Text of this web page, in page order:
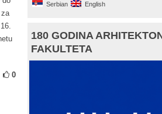
0
Serbian English
180 GODINA
FAKULTETA